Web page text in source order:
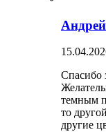
Спасибо
темным
то
другие